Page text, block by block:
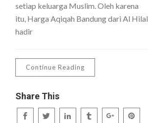
setiap keluarga Muslim. Oleh karena
itu, Harga Aqiqah Bandung dari Al Hilal
hadir
Continue Reading
Share This